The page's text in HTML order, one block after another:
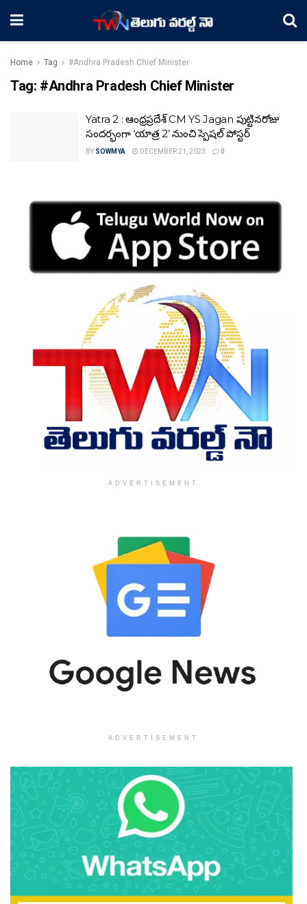
Home Tag #Andhra Pradesh Chief Minister
Tag: #Andhra Pradesh Chief Minister
Yatra 2 : ఆంధ్రప్రదేశ్ CM YS Jagan పుట్టినరోజు
సందర్భంగా ‘యాత్ర 2’ నుంచి స్పెషల్ పోస్టర్
BY SOWMYA DECEMBER 21, 2023 0
ADVERTISEMENT
ADVERTISEMENT